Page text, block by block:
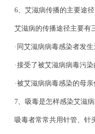
6、艾滋病传播的主要途径
艾滋病的传播途径主要有
·同艾滋病病毒感染者发生
·接受了被艾滋病病毒污染
·被艾滋病病毒感染的母亲
7、吸毒是怎样感染艾滋病
吸毒者常常共用针管、针头